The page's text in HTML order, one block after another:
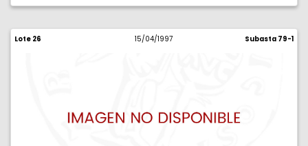
Lote 26 15/04/1997 Subasta 79-1